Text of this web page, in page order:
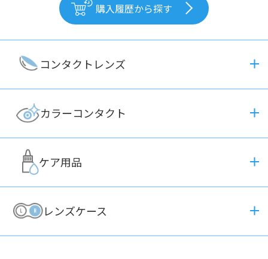
購入履歴から探す
コンタクトレンズ
カラーコンタクト
ケア用品
レンズケース